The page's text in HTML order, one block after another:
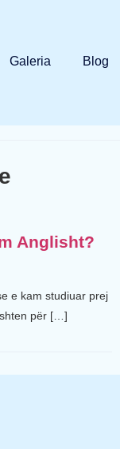
Galeria Blog
Anglisht?
e kam studiuar prej
për […]